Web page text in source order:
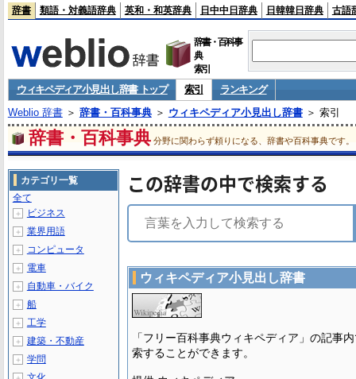
辞書 類語・対義語辞典 英和・和英辞典 日中中日辞典 日韓韓日辞典 古語
辞書・百科事
典
索引
ウィキペディア小見出し辞書 トップ 索引
ランキング
Weblio 辞書＞ 辞書・百科事典＞ ウィキペディア小見出し辞書＞ 索引
辞書・百科事典 分野に関わらず頼りになる、辞書や百科事典です。
この辞書の中で検索する
ウィキペディア小見出し辞書
「フリー百科事典ウィキペディア」の記事
索することができます。
カテゴリ一覧
全て
＋ ビジネス
＋ 業界用語
＋ コンピュータ
＋ 電車
＋ 自動車・バイク
＋ 船
＋ 工学
＋ 建築・不動産
＋ 学問